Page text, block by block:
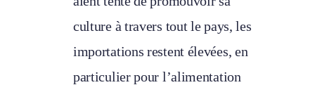
culture à travers tout le pays, les
importations restent élevées, en
particulier pour l’alimentation